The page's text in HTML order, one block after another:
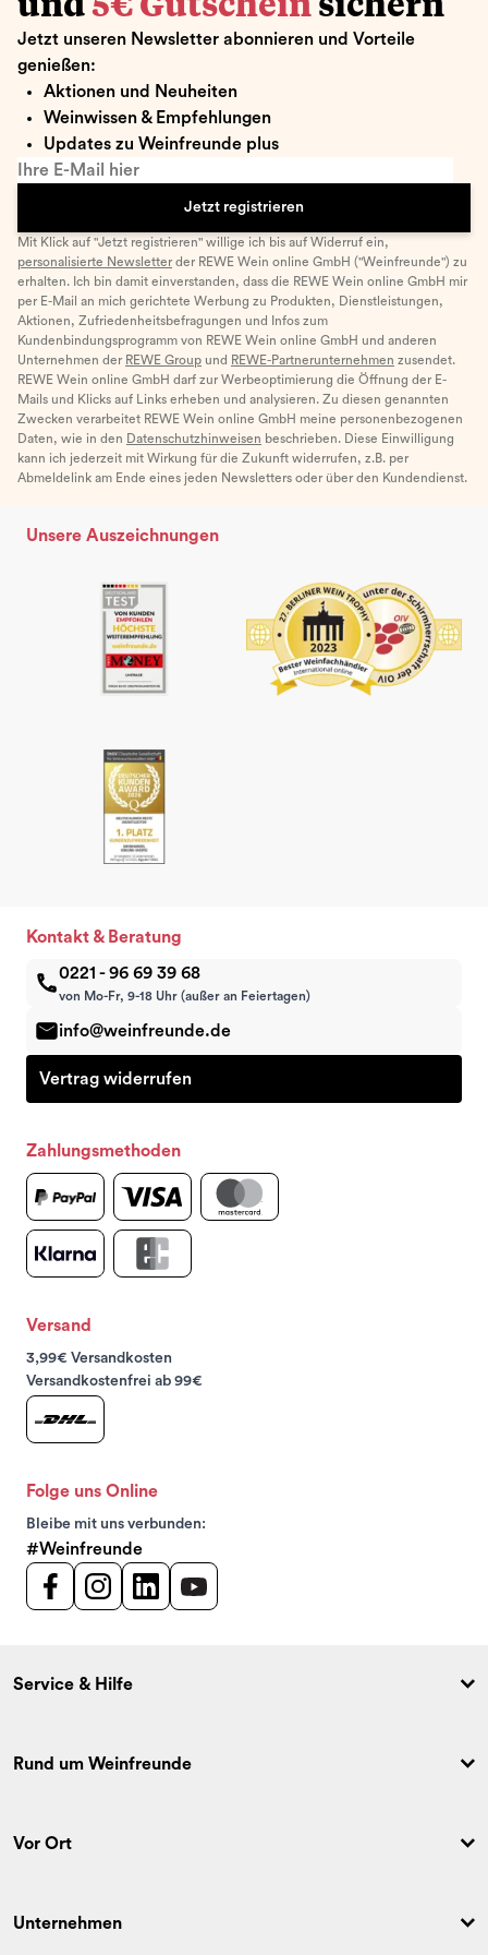
Jetzt unseren Newsletter abonnieren und Vorteile
genießen:
Aktionen und Neuheiten
Weinwissen & Empfehlungen
Updates zu Weinfreunde plus
Ihre E-Mail hier
Jetzt registrieren
Mit Klick auf "Jetzt registrieren" willige ich bis auf Widerruf ein,
personalisierte Newsletter der REWE Wein online GmbH ("Weinfreunde") zu
erhalten. Ich bin damit einverstanden, dass die REWE Wein online GmbH mir
per E-Mail an mich gerichtete Werbung zu Produkten, Dienstleistungen,
Aktionen, Zufriedenheitsbefragungen und Infos zum
Kundenbindungsprogramm von REWE Wein online GmbH und anderen
Unternehmen der REWE Group und REWE-Partnerunternehmen zusendet.
REWE Wein online GmbH darf zur Werbeoptimierung die Öffnung der E-
Mails und Klicks auf Links erheben und analysieren. Zu diesen genannten
Zwecken verarbeitet REWE Wein online GmbH meine personenbezogenen
Daten, wie in den Datenschutzhinweisen beschrieben. Diese Einwilligung
kann ich jederzeit mit Wirkung für die Zukunft widerrufen, z.B. per
Abmeldelink am Ende eines jeden Newsletters oder über den Kundendienst.
Unsere Auszeichnungen
Kontakt & Beratung
0221 - 96 69 39 68
von Mo-Fr, 9-18 Uhr (außer an Feiertagen)
info@weinfreunde.de
Vertrag widerrufen
Zahlungsmethoden
Versand
3,99€ Versandkosten
Versandkostenfrei ab 99€
Folge uns Online
Bleibe mit uns verbunden:
#Weinfreunde
Service & Hilfe
Rund um Weinfreunde
Vor Ort
Unternehmen